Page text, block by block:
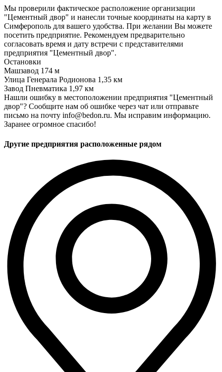
Мы проверили фактическое расположение организации
"Цементный двор" и нанесли точные координаты на карту в
Симферополь для вашего удобства. При желании Вы можете
посетить предприятие. Рекомендуем предварительно
согласовать время и дату встречи с представителями
предприятия "Цементный двор".
Остановки
Машзавод 174 м
Улица Генерала Родионова 1,35 км
Завод Пневматика 1,97 км
Нашли ошибку в местоположении предприятия "Цементный
двор"? Сообщите нам об ошибке через чат или отправьте
письмо на почту info@bedon.ru. Мы исправим информацию.
Заранее огромное спасибо!
Другие предприятия расположенные рядом